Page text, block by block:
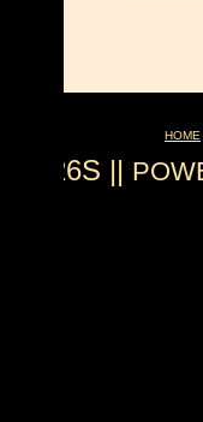
HOME
0.026S ||